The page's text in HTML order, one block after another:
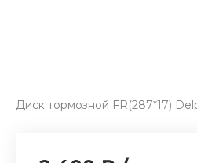
Диск тормозной FR(287*17)